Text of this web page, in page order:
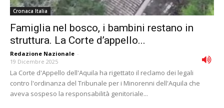
Cronaca Italia
Famiglia nel bosco, i bambini restano in
struttura. La Corte d’appello...
Redazione Nazionale -
19 Dicembre 2025
La Corte d'Appello dell'Aquila ha rigettato il reclamo dei legali
contro l'ordinanza del Tribunale per i Minorenni dell'Aquila che
aveva sospeso la responsabilità genitoriale...